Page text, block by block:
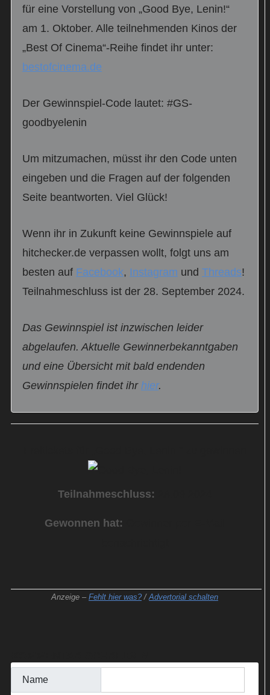
für eine Vorstellung von „Good Bye, Lenin!“
am 1. Oktober. Alle teilnehmenden Kinos der
„Best Of Cinema“-Reihe findet ihr unter:
bestofcinema.de
Der Gewinnspiel-Code lautet: #GS-
goodbyelenin
Um mitzumachen, müsst ihr den Code unten
eingeben und die Fragen auf der folgenden
Seite beantworten. Viel Glück!
Wenn ihr in Zukunft keine Gewinnspiele auf
hitchecker.de verpassen wollt, folgt uns am
besten auf Facebook, Instagram und Threads!
Teilnahmeschluss ist der 28. September 2024.
Das Gewinnspiel ist inzwischen leider
abgelaufen. Aktuelle Gewinnerbekanntgaben
und eine Übersicht mit bald endenden
Gewinnspielen findet ihr hier.
Teilnahmeschluss:
Gewonnen hat:
Anzeige – Fehlt hier was? /Advertorial schalten
Name